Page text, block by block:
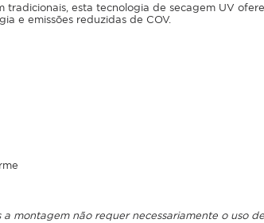
tradicionais, esta tecnologia de secagem UV
e emissões reduzidas de COV.
montagem não requer necessariamente o uso